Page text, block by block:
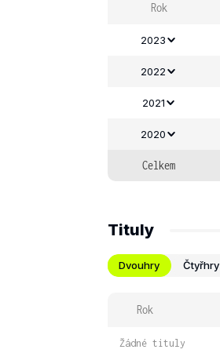
Rok
2023
2022
2021
2020
Celkem
Tituly
Dvouhry Čtyřhry
Rok
Žádné tituly